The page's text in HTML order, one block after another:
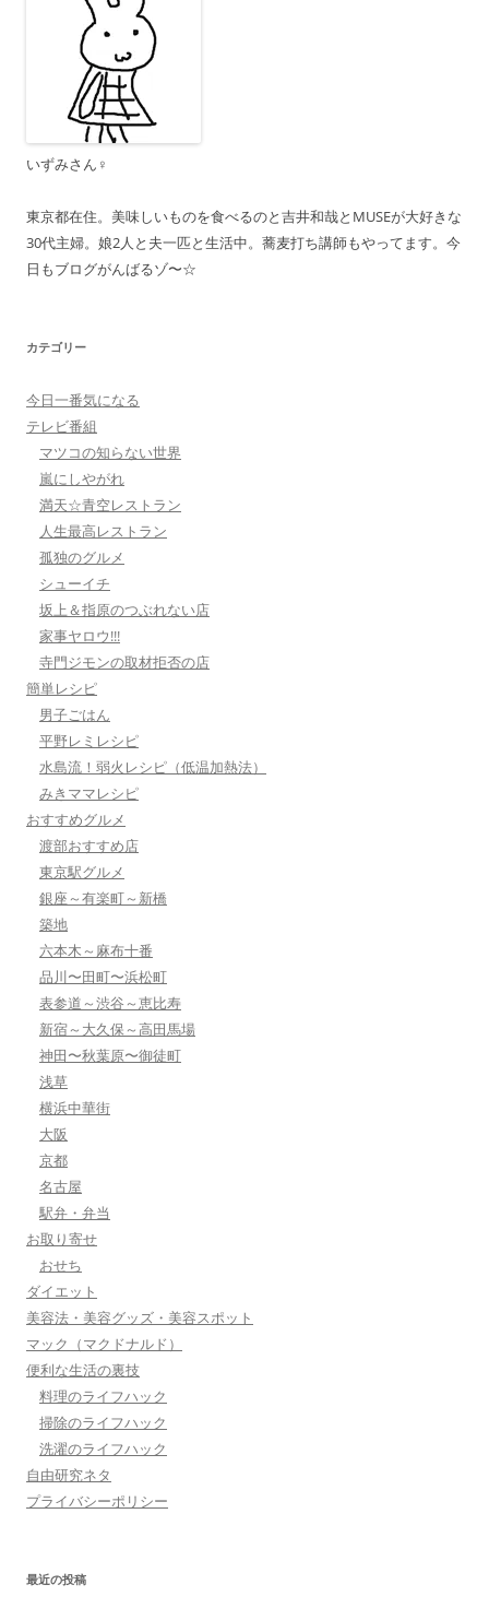
いずみさん♀
東京都在住。美味しいものを食べるのと吉井和哉とMUSEが大好きな
30代主婦。娘2人と夫一匹と生活中。蕎麦打ち講師もやってます。今
日もブログがんばるゾ〜☆
カテゴリー
今日一番気になる
テレビ番組
マツコの知らない世界
嵐にしやがれ
満天☆青空レストラン
人生最高レストラン
孤独のグルメ
シューイチ
坂上＆指原のつぶれない店
家事ヤロウ!!!
寺門ジモンの取材拒否の店
簡単レシピ
男子ごはん
平野レミレシピ
水島流！弱火レシピ（低温加熱法）
みきママレシピ
おすすめグルメ
渡部おすすめ店
東京駅グルメ
銀座～有楽町～新橋
築地
六本木～麻布十番
品川〜田町〜浜松町
表参道～渋谷～恵比寿
新宿～大久保～高田馬場
神田〜秋葉原〜御徒町
浅草
横浜中華街
大阪
京都
名古屋
駅弁・弁当
お取り寄せ
おせち
ダイエット
美容法・美容グッズ・美容スポット
マック（マクドナルド）
便利な生活の裏技
料理のライフハック
掃除のライフハック
洗濯のライフハック
自由研究ネタ
プライバシーポリシー
最近の投稿